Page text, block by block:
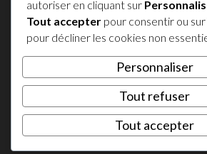
Partagez votre
𝕏
© 2026 Tourisme Sutton. Tous droits
autoriser en cliquant sur
Tout accepter pour consentir ou sur
pour décliner les cookies non
Personnaliser
Tout refuser
Tout accepter